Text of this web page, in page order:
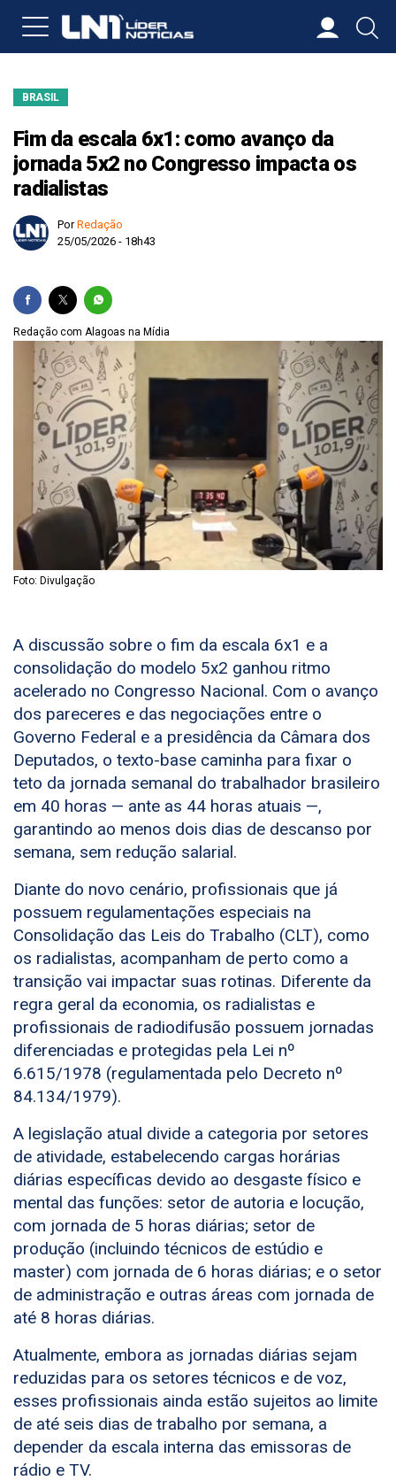
BRASIL
Fim da escala 6x1: como avanço da
jornada 5x2 no Congresso impacta os
radialistas
PorRedação
25/05/2026 - 18h43
Redação com Alagoas na Mídia
Foto: Divulgação
A discussão sobre o fim da escala 6x1 e a
consolidação do modelo 5x2 ganhou ritmo
acelerado no Congresso Nacional. Com o avanço
dos pareceres e das negociações entre o
Governo Federal e a presidência da Câmara dos
Deputados, o texto-base caminha para fixar o
teto da jornada semanal do trabalhador brasileiro
em 40 horas — ante as 44 horas atuais —,
garantindo ao menos dois dias de descanso por
semana, sem redução salarial.
Diante do novo cenário, profissionais que já
possuem regulamentações especiais na
Consolidação das Leis do Trabalho (CLT), como
os radialistas, acompanham de perto como a
transição vai impactar suas rotinas. Diferente da
regra geral da economia, os radialistas e
profissionais de radiodifusão possuem jornadas
diferenciadas e protegidas pela Lei nº
6.615/1978 (regulamentada pelo Decreto nº
84.134/1979).
A legislação atual divide a categoria por setores
de atividade, estabelecendo cargas horárias
diárias específicas devido ao desgaste físico e
mental das funções: setor de autoria e locução,
com jornada de 5 horas diárias; setor de
produção (incluindo técnicos de estúdio e
master) com jornada de 6 horas diárias; e o setor
de administração e outras áreas com jornada de
até 8 horas diárias.
Atualmente, embora as jornadas diárias sejam
reduzidas para os setores técnicos e de voz,
esses profissionais ainda estão sujeitos ao limite
de até seis dias de trabalho por semana, a
depender da escala interna das emissoras de
rádio e TV.